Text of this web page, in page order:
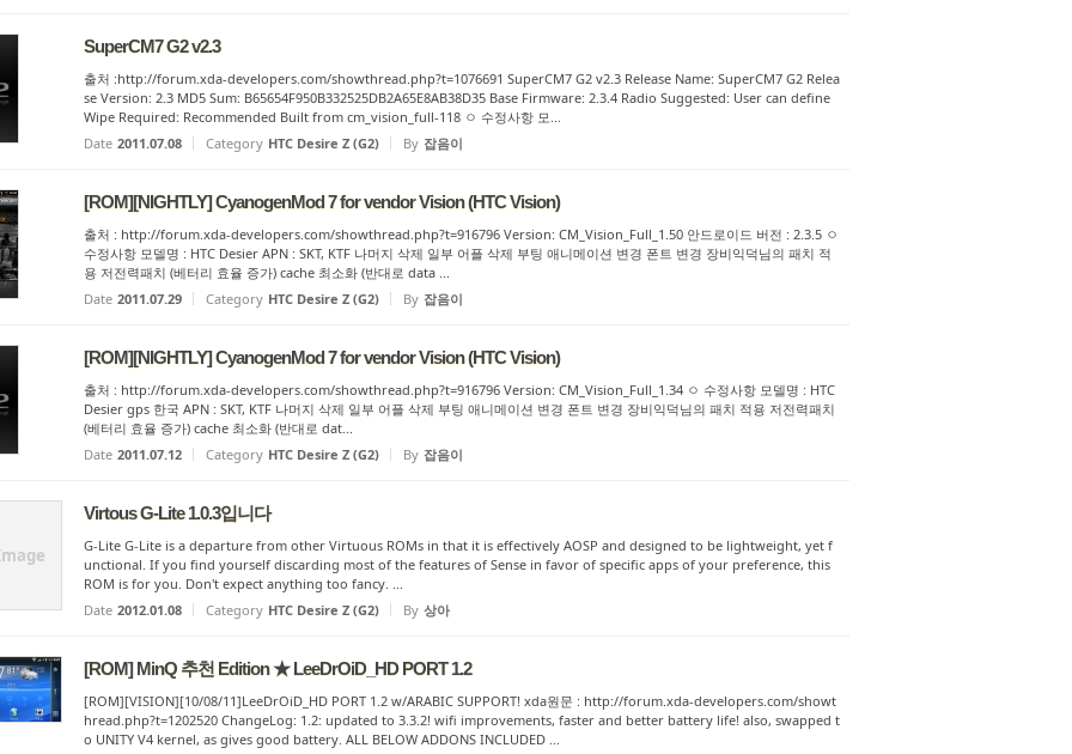
SuperCM7 G2 v2.3
출처 :http://forum.xda-developers.com/showthread.php?t=1076691 SuperCM7 G2 v2.3 Release Name: SuperCM7 G2 Relea
se Version: 2.3 MD5 Sum: B65654F950B332525DB2A65E8AB38D35 Base Firmware: 2.3.4 Radio Suggested: User can define
Wipe Required: Recommended Built from cm_vision_full-118 ㅇ 수정사항 모...
Date 2011.07.08 Category HTC Desire Z (G2) By 잡음이
[ROM][NIGHTLY] CyanogenMod 7 for vendor Vision (HTC Vision)
출처 : http://forum.xda-developers.com/showthread.php?t=916796 Version: CM_Vision_Full_1.50 안드로이드 버전 : 2.3.5 ㅇ
수정사항 모델명 : HTC Desier APN : SKT, KTF 나머지 삭제 일부 어플 삭제 부팅 애니메이션 변경 폰트 변경 장비익덕님의 패치 적
용 저전력패치 (베터리 효율 증가) cache 최소화 (반대로 data ...
Date 2011.07.29 Category HTC Desire Z (G2) By 잡음이
[ROM][NIGHTLY] CyanogenMod 7 for vendor Vision (HTC Vision)
출처 : http://forum.xda-developers.com/showthread.php?t=916796 Version: CM_Vision_Full_1.34 ㅇ 수정사항 모델명 : HTC
Desier gps 한국 APN : SKT, KTF 나머지 삭제 일부 어플 삭제 부팅 애니메이션 변경 폰트 변경 장비익덕님의 패치 적용 저전력패치
(베터리 효율 증가) cache 최소화 (반대로 dat...
Date 2011.07.12 Category HTC Desire Z (G2) By 잡음이
Virtous G-Lite 1.0.3입니다
G-Lite G-Lite is a departure from other Virtuous ROMs in that it is effectively AOSP and designed to be lightweight, yet f
unctional. If you find yourself discarding most of the features of Sense in favor of specific apps of your preference, this
ROM is for you. Don't expect anything too fancy. ...
Date 2012.01.08 Category HTC Desire Z (G2) By 상아
[ROM] MinQ 추천 Edition ★ LeeDrOiD_HD PORT 1.2
[ROM][VISION][10/08/11]LeeDrOiD_HD PORT 1.2 w/ARABIC SUPPORT! xda원문 : http://forum.xda-developers.com/showt
hread.php?t=1202520 ChangeLog: 1.2: updated to 3.3.2! wifi improvements, faster and better battery life! also, swapped t
o UNITY V4 kernel, as gives good battery. ALL BELOW ADDONS INCLUDED ...